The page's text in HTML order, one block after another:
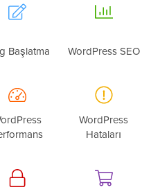
Başlatma WordPress SEO
WordPress
Hataları